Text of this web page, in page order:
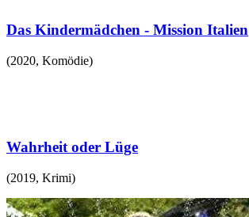
Das Kindermädchen - Mission Italien
(2020, Komödie)
Wahrheit oder Lüge
(2019, Krimi)